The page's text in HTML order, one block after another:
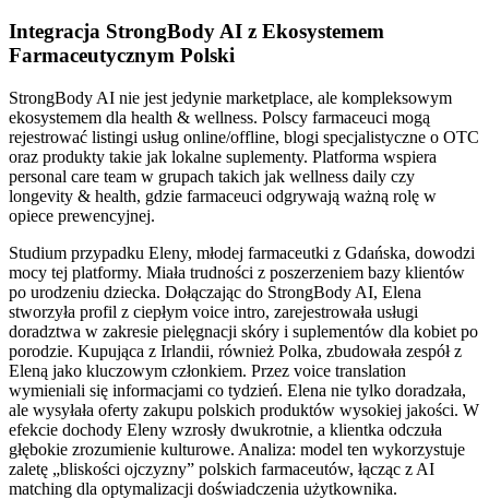
Integracja StrongBody AI z Ekosystemem
Farmaceutycznym Polski
StrongBody AI nie jest jedynie marketplace, ale kompleksowym
ekosystemem dla health & wellness. Polscy farmaceuci mogą
rejestrować listingi usług online/offline, blogi specjalistyczne o OTC
oraz produkty takie jak lokalne suplementy. Platforma wspiera
personal care team w grupach takich jak wellness daily czy
longevity & health, gdzie farmaceuci odgrywają ważną rolę w
opiece prewencyjnej.
Studium przypadku Eleny, młodej farmaceutki z Gdańska, dowodzi
mocy tej platformy. Miała trudności z poszerzeniem bazy klientów
po urodzeniu dziecka. Dołączając do StrongBody AI, Elena
stworzyła profil z ciepłym voice intro, zarejestrowała usługi
doradztwa w zakresie pielęgnacji skóry i suplementów dla kobiet po
porodzie. Kupująca z Irlandii, również Polka, zbudowała zespół z
Eleną jako kluczowym członkiem. Przez voice translation
wymieniali się informacjami co tydzień. Elena nie tylko doradzała,
ale wysyłała oferty zakupu polskich produktów wysokiej jakości. W
efekcie dochody Eleny wzrosły dwukrotnie, a klientka odczuła
głębokie zrozumienie kulturowe. Analiza: model ten wykorzystuje
zaletę „bliskości ojczyzny” polskich farmaceutów, łącząc z AI
matching dla optymalizacji doświadczenia użytkownika.